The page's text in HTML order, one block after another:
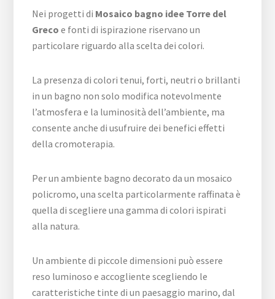
Nei progetti di Mosaico bagno idee Torre del
Greco e fonti di ispirazione riservano un
particolare riguardo alla scelta dei colori.
La presenza di colori tenui, forti, neutri o brillanti
in un bagno non solo modifica notevolmente
l’atmosfera e la luminosità dell’ambiente, ma
consente anche di usufruire dei benefici effetti
della cromoterapia.
Per un ambiente bagno decorato da un mosaico
policromo, una scelta particolarmente raffinata è
quella di scegliere una gamma di colori ispirati
alla natura.
Un ambiente di piccole dimensioni può essere
reso luminoso e accogliente scegliendo le
caratteristiche tinte di un paesaggio marino, dal